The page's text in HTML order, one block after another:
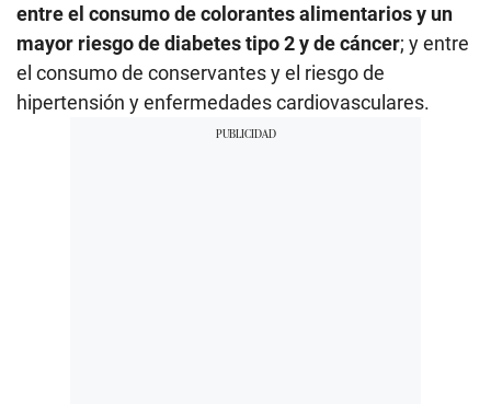
entre el consumo de colorantes alimentarios y un
mayor riesgo de diabetes tipo 2 y de cáncer; y entre
el consumo de conservantes y el riesgo de
hipertensión y enfermedades cardiovasculares.